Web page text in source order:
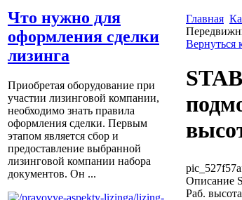
Что нужно для
оформления сделки
лизинга
Приобретая оборудование при
участии лизинговой компании,
необходимо знать правила
оформления сделки. Первым
этапом является сбор и
предоставление выбранной
лизинговой компании набора
документов. Он ...
Главная
Вернуться
Описание
Раб.